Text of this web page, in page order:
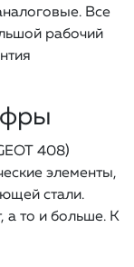
Все
рабочий
408)
элементы,
стали.
а то и больше. К